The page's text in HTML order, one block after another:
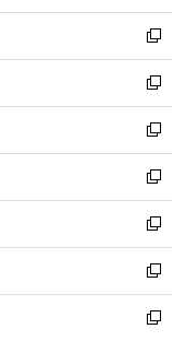
開
く
ウ
で
開
く
ン
ド
ウ
で
開
く
ウ
ィ
ン
ド
ウ
で
開
く
新
し
い
ウ
ィ
ン
ド
ウ
で
開
く
新
し
い
ウ
ィ
ン
ド
ウ
で
開
く
新
し
い
ウ
ィ
ン
ド
ウ
で
新
し
い
ウ
ィ
ン
ド
新
し
い
ウ
ィ
新
し
い
新